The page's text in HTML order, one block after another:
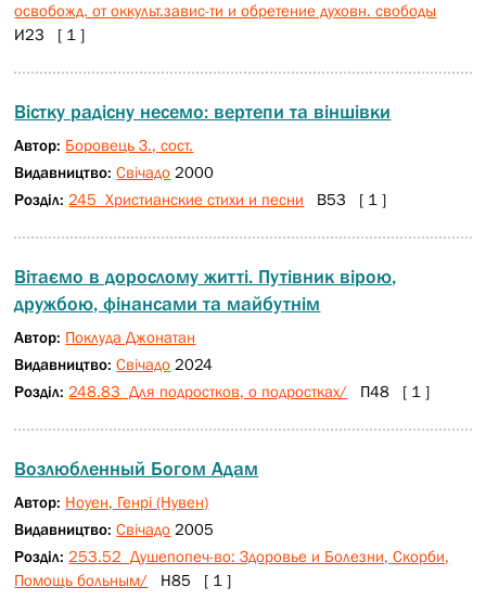
освобожд. от оккульт.завис-ти и обретение духовн. свободы
И23 [ 1 ]
Вістку радісну несемо: вертепи та віншівки
Автор: Боровець З., сост.
Видавництво:Свічадо 2000
Розділ: 245 Христианские стихи и песни В53 [ 1 ]
Вітаємо в дорослому житті. Путівник вірою,
дружбою, фінансами та майбутнім
Автор: Поклуда Джонатан
Видавництво:Свічадо 2024
Розділ: 248.83 Для подростков, о подростках/ П48 [ 1 ]
Возлюбленный Богом Адам
Автор: Ноуен, Генрі (Нувен)
Видавництво:Свічадо 2005
Розділ: 253.52 Душепопеч-во: Здоровье и Болезни, Скорби,
Помощь больным/ Н85 [ 1 ]